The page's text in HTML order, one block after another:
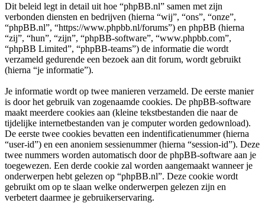
Dit beleid legt in detail uit hoe “phpBB.nl” samen met zijn
verbonden diensten en bedrijven (hierna “wij”, “ons”, “onze”,
“phpBB.nl”, “https://www.phpbb.nl/forums”) en phpBB (hierna
“zij”, “hun”, “zijn”, “phpBB-software”, “www.phpbb.com”,
“phpBB Limited”, “phpBB-teams”) de informatie die wordt
verzameld gedurende een bezoek aan dit forum, wordt gebruikt
(hierna “je informatie”).
Je informatie wordt op twee manieren verzameld. De eerste manier
is door het gebruik van zogenaamde cookies. De phpBB-software
maakt meerdere cookies aan (kleine tekstbestanden die naar de
tijdelijke internetbestanden van je computer worden gedownload).
De eerste twee cookies bevatten een indentificatienummer (hierna
“user-id”) en een anoniem sessienummer (hierna “session-id”). Deze
twee nummers worden automatisch door de phpBB-software aan je
toegewezen. Een derde cookie zal worden aangemaakt wanneer je
onderwerpen hebt gelezen op “phpBB.nl”. Deze cookie wordt
gebruikt om op te slaan welke onderwerpen gelezen zijn en
verbetert daarmee je gebruikerservaring.